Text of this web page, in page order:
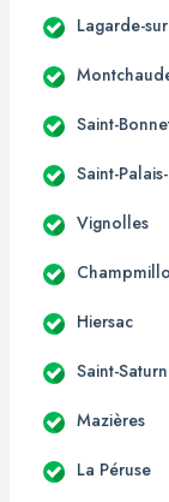
Lagarde-
Saint-
Saint-
Vignolles
Hiersac
Saint-
Mazières
La Péruse